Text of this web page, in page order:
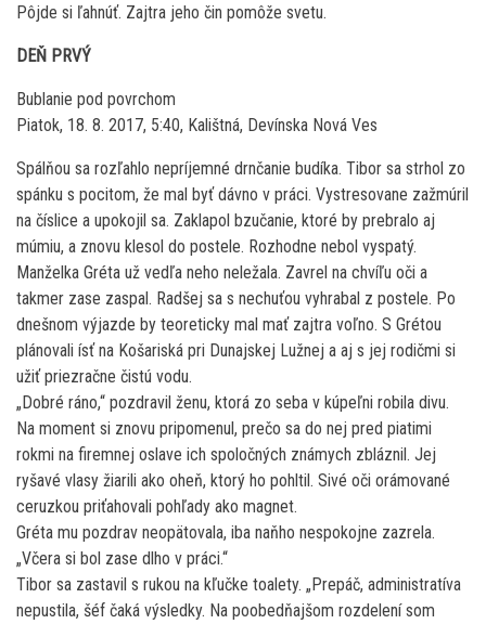
Pôjde si ľahnúť. Zajtra jeho čin pomôže svetu.
DEŇ PRVÝ
Bublanie pod povrchom
Piatok, 18. 8. 2017, 5:40, Kalištná, Devínska Nová Ves
Spálňou sa rozľahlo nepríjemné drnčanie budíka. Tibor sa strhol zo
spánku s pocitom, že mal byť dávno v práci. Vystresovane zažmúril
na číslice a upokojil sa. Zaklapol bzučanie, ktoré by prebralo aj
múmiu, a znovu klesol do postele. Rozhodne nebol vyspatý.
Manželka Gréta už vedľa neho neležala. Zavrel na chvíľu oči a
takmer zase zaspal. Radšej sa s nechuťou vyhrabal z postele. Po
dnešnom výjazde by teoreticky mal mať zajtra voľno. S Grétou
plánovali ísť na Košariská pri Dunajskej Lužnej a aj s jej rodičmi si
užiť priezračne čistú vodu.
„Dobré ráno,“ pozdravil ženu, ktorá zo seba v kúpeľni robila divu.
Na moment si znovu pripomenul, prečo sa do nej pred piatimi
rokmi na firemnej oslave ich spoločných známych zbláznil. Jej
ryšavé vlasy žiarili ako oheň, ktorý ho pohltil. Sivé oči orámované
ceruzkou priťahovali pohľady ako magnet.
Gréta mu pozdrav neopätovala, iba naňho nespokojne zazrela.
„Včera si bol zase dlho v práci.“
Tibor sa zastavil s rukou na kľučke toalety. „Prepáč, administratíva
nepustila, šéf čaká výsledky. Na poobedňajšom rozdelení som